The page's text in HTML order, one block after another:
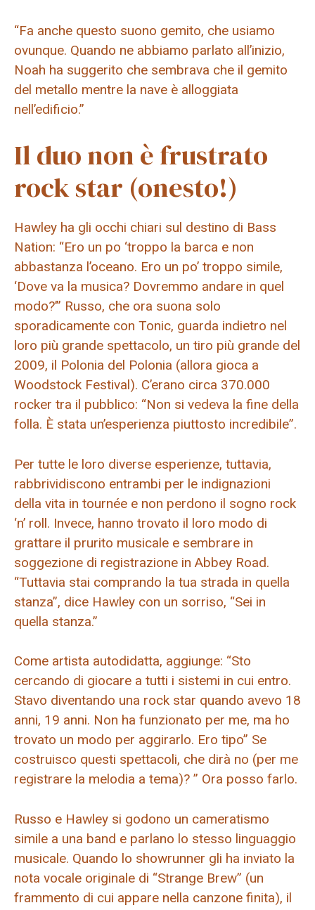
“Fa anche questo suono gemito, che usiamo
ovunque. Quando ne abbiamo parlato all’inizio,
Noah ha suggerito che sembrava che il gemito
del metallo mentre la nave è alloggiata
nell’edificio.”
Il duo non è frustrato
rock star (onesto!)
Hawley ha gli occhi chiari sul destino di Bass
Nation: “Ero un po ‘troppo la barca e non
abbastanza l’oceano. Ero un po’ troppo simile,
‘Dove va la musica? Dovremmo andare in quel
modo?’” Russo, che ora suona solo
sporadicamente con Tonic, guarda indietro nel
loro più grande spettacolo, un tiro più grande del
2009, il Polonia del Polonia (allora gioca a
Woodstock Festival). C’erano circa 370.000
rocker tra il pubblico: “Non si vedeva la fine della
folla. È stata un’esperienza piuttosto incredibile”.
Per tutte le loro diverse esperienze, tuttavia,
rabbrividiscono entrambi per le indignazioni
della vita in tournée e non perdono il sogno rock
‘n’ roll. Invece, hanno trovato il loro modo di
grattare il prurito musicale e sembrare in
soggezione di registrazione in Abbey Road.
“Tuttavia stai comprando la tua strada in quella
stanza”, dice Hawley con un sorriso, “Sei in
quella stanza.”
Come artista autodidatta, aggiunge: “Sto
cercando di giocare a tutti i sistemi in cui entro.
Stavo diventando una rock star quando avevo 18
anni, 19 anni. Non ha funzionato per me, ma ho
trovato un modo per aggirarlo. Ero tipo” Se
costruisco questi spettacoli, che dirà no (per me
registrare la melodia a tema)? ” Ora posso farlo.
Russo e Hawley si godono un cameratismo
simile a una band e parlano lo stesso linguaggio
musicale. Quando lo showrunner gli ha inviato la
nota vocale originale di “Strange Brew” (un
frammento di cui appare nella canzone finita), il